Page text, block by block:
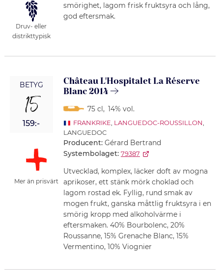
Druv- eller
distrikttypisk
smörighet, lagom frisk fruktsyra och lång,
god eftersmak.
BETYG
15
159:-
Mer än prisvärt
Château L'Hospitalet La Réserve
Blanc 2014
75 cl, 14% vol.
FRANKRIKE, LANGUEDOC-ROUSSILLON,
LANGUEDOC
Producent: Gérard Bertrand
Systembolaget: 79387
Utvecklad, komplex, läcker doft av mogna
aprikoser, ett stänk mörk choklad och
lagom rostad ek. Fyllig, rund smak av
mogen frukt, ganska måttlig fruktsyra i en
smörig kropp med alkoholvärme i
eftersmaken. 40% Bourbolenc, 20%
Roussanne, 15% Grenache Blanc, 15%
Vermentino, 10% Viognier